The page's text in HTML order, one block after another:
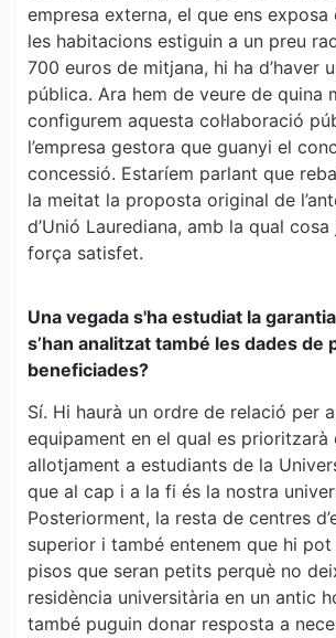
empresa externa, el que ens exposa
les habitacions estiguin a un preu
700 euros de mitjana, hi ha d’haver
pública. Ara hem de veure de quina
configurem aquesta col·laboració
l’empresa gestora que guanyi el
concessió. Estaríem parlant que
la meitat la proposta original de
d’Unió Laurediana, amb la qual
força satisfet.
Una vegada s'ha estudiat la
s’han analitzat també les dades de
beneficiades?
Sí. Hi haurà un ordre de relació per
equipament en el qual es prioritzarà
allotjament a estudiants de la
que al cap i a la fi és la nostra
Posteriorment, la resta de centres
superior i també entenem que hi
pisos que seran petits perquè no
residència universitària en un antic
també puguin donar resposta a